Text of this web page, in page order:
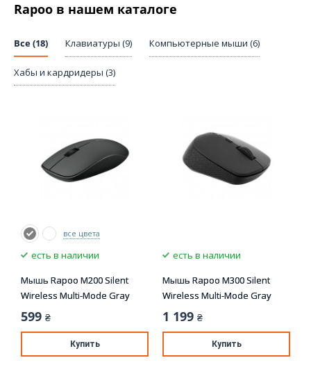
Rapoo в нашем каталоге
Все (18) Клавиатуры (9) Компьютерные мыши (6)
Хабы и кардридеры (3)
все цвета
есть в наличии
Мышь Rapoo M200 Silent
Wireless Multi-Mode Gray
599 ₴
Купить
есть в наличии
Мышь Rapoo M300 Silent
Wireless Multi-Mode Gray
1 199 ₴
Купить